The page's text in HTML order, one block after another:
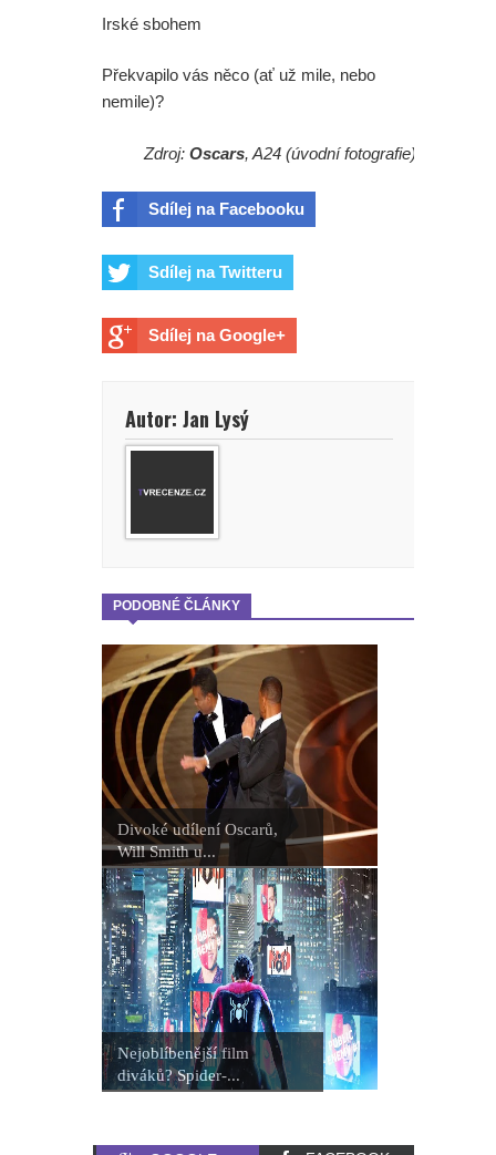
Irské sbohem
Překvapilo vás něco (ať už mile, nebo
nemile)?
Zdroj: Oscars, A24 (úvodní fotografie)
Sdílej na Facebooku
Sdílej na Twitteru
Sdílej na Google+
Autor: Jan Lysý
PODOBNÉ ČLÁNKY
Divoké udílení Oscarů,
Will Smith u...
Nejoblíbenější film
diváků? Spider-...